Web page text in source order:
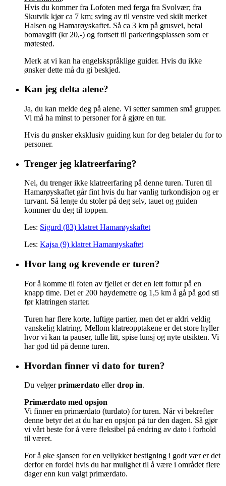
Hvis du kommer fra Lofoten med ferga fra Svolvær; fra
Skutvik kjør ca 7 km; sving av til venstre ved skilt merket
Halsen og Hamarøyskaftet. Så ca 3 km på grusvei, betal
bomavgift (kr 20,-) og fortsett til parkeringsplassen som er
møtested.
Merk at vi kan ha engelskspråklige guider. Hvis du ikke
ønsker dette må du gi beskjed.
Kan jeg delta alene?
Ja, du kan melde deg på alene. Vi setter sammen små grupper.
Vi må ha minst to personer for å gjøre en tur.
Hvis du ønsker eksklusiv guiding kun for deg betaler du for to
personer.
Trenger jeg klatreerfaring?
Nei, du trenger ikke klatreerfaring på denne turen. Turen til
Hamarøyskaftet går fint hvis du har vanlig turkondisjon og er
turvant. Så lenge du stoler på deg selv, tauet og guiden
kommer du deg til toppen.
Les: Sigurd (83) klatret Hamarøyskaftet
Les: Kajsa (9) klatret Hamarøyskaftet
Hvor lang og krevende er turen?
For å komme til foten av fjellet er det en lett fottur på en
knapp time. Det er 200 høydemetre og 1,5 km å gå på god sti
før klatringen starter.
Turen har flere korte, luftige partier, men det er aldri veldig
vanskelig klatring. Mellom klatreopptakene er det store hyller
hvor vi kan ta pauser, tulle litt, spise lunsj og nyte utsikten. Vi
har god tid på denne turen.
Hvordan finner vi dato for turen?
Du velgerprimærdato ellerdrop in.
Primærdato med opsjon
Vi finner en primærdato (turdato) for turen. Når vi bekrefter
denne betyr det at du har en opsjon på tur den dagen. Så gjør
vi vårt beste for å være fleksibel på endring av dato i forhold
til været.
For å øke sjansen for en vellykket bestigning i godt vær er det
derfor en fordel hvis du har mulighet til å være i området flere
dager enn kun valgt primærdato.